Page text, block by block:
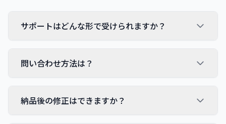
サポートはどんな形で受けられますか？
問い合わせ方法は？
納品後の修正はできますか？